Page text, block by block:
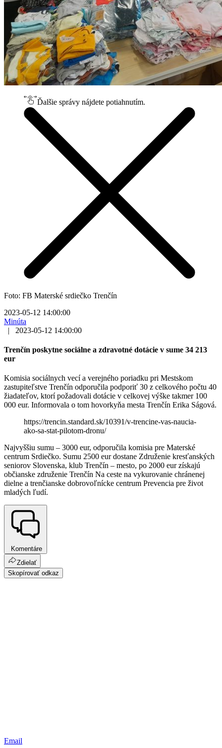
Ďalšie správy nájdete potiahnutím.
Foto: FB Materské srdiečko Trenčín
2023-05-12 14:00:00
Minúta
|
2023-05-12 14:00:00
Trenčín poskytne sociálne a zdravotné dotácie v sume 34 213
eur
Komisia sociálnych vecí a verejného poriadku pri Mestskom
zastupiteľstve Trenčín odporučila podporiť 30 z celkového počtu 40
žiadateľov, ktorí požadovali dotácie v celkovej výške takmer 100
000 eur. Informovala o tom hovorkyňa mesta Trenčín Erika Ságová.
https://trencin.standard.sk/10391/v-trencine-vas-naucia-
ako-sa-stat-pilotom-dronu/
Najvyššiu sumu – 3000 eur, odporučila komisia pre Materské
centrum Srdiečko. Sumu 2500 eur dostane Združenie kresťanských
seniorov Slovenska, klub Trenčín – mesto, po 2000 eur získajú
občianske združenie Trenčín Na ceste na vykurovanie chránenej
dielne a trenčianske dobrovoľnícke centrum Prevencia pre život
mladých ľudí.
Komentáre
Zdielať
Skopírovať odkaz
Email